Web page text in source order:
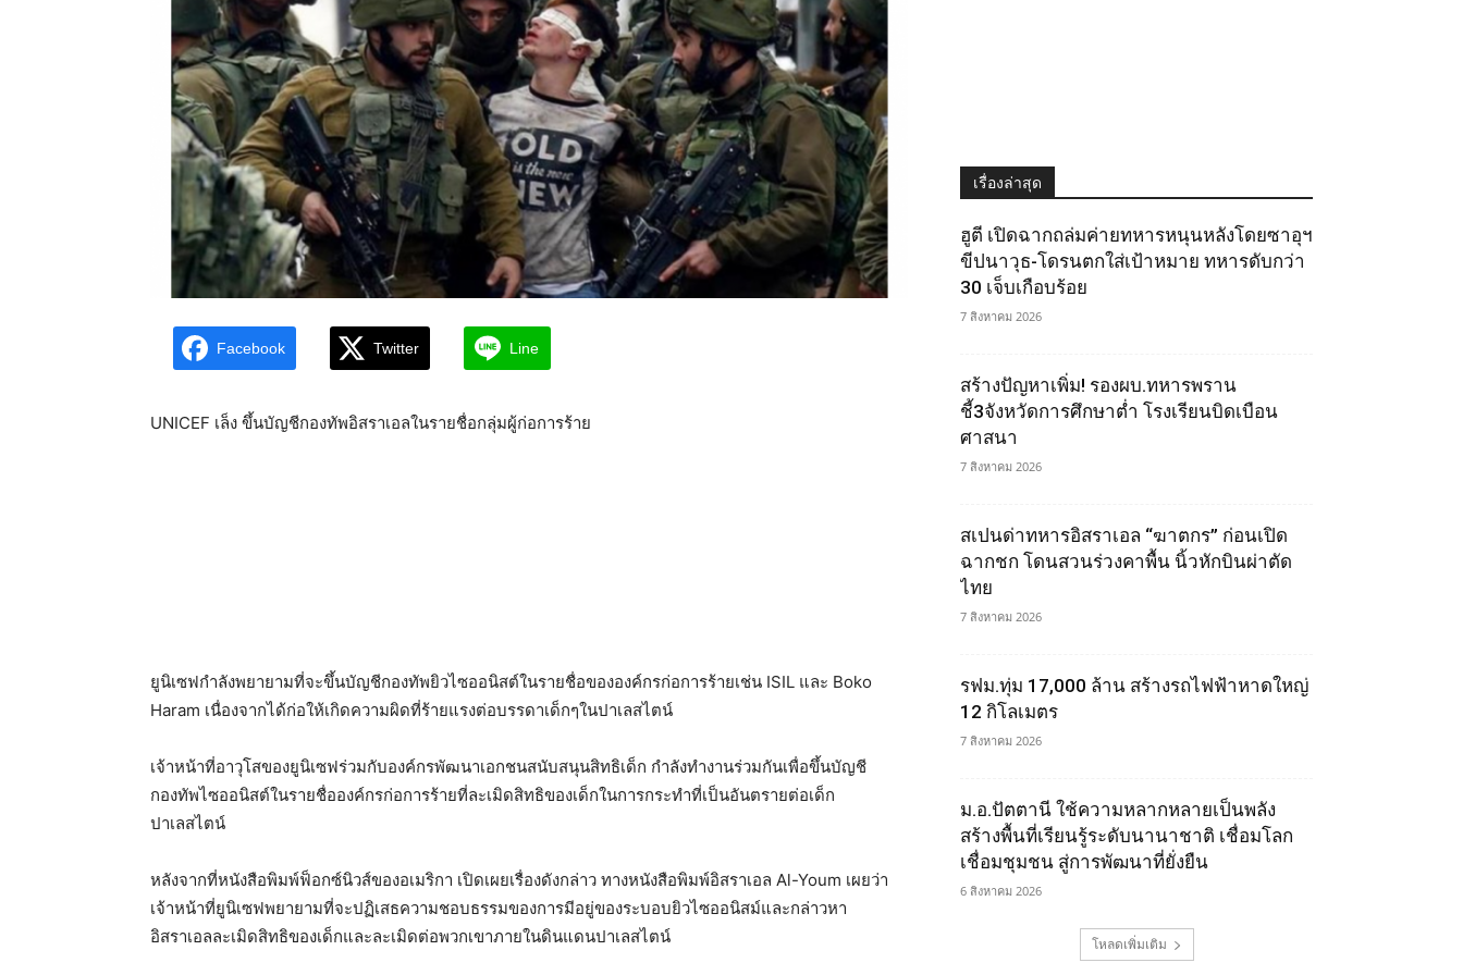
Facebook Twitter Line
UNICEF เล็ง ขึ้นบัญชีกองทัพอิสราเอลในรายชื่อกลุ่มผู้ก่อการร้าย
ยูนิเซฟกำลังพยายามที่จะขึ้นบัญชีกองทัพยิวไซออนิสต์ในรายชื่อขององค์กรก่อการร้ายเช่น ISIL และ Boko
Haram เนื่องจากได้ก่อให้เกิดความผิดที่ร้ายแรงต่อบรรดาเด็กๆในปาเลสไตน์
เจ้าหน้าที่อาวุโสของยูนิเซฟร่วมกับองค์กรพัฒนาเอกชนสนับสนุนสิทธิเด็ก กำลังทำงานร่วมกันเพื่อขึ้นบัญชี
กองทัพไซออนิสต์ในรายชื่อองค์กรก่อการร้ายที่ละเมิดสิทธิของเด็กในการกระทำที่เป็นอันตรายต่อเด็ก
ปาเลสไตน์
หลังจากที่หนังสือพิมพ์ฟ็อกซ์นิวส์ของอเมริกา เปิดเผยเรื่องดังกล่าว ทางหนังสือพิมพ์อิสราเอล Al-Youm เผยว่า
เจ้าหน้าที่ยูนิเซฟพยายามที่จะปฏิเสธความชอบธรรมของการมีอยู่ของระบอบยิวไซออนิสม์และกล่าวหา
อิสราเอลละเมิดสิทธิของเด็กและละเมิดต่อพวกเขาภายในดินแดนปาเลสไตน์
เรื่องล่าสุด
ฮูตี เปิดฉากถล่มค่ายทหารหนุนหลังโดยซาอุฯ
ขีปนาวุธ-โดรนตกใส่เป้าหมาย ทหารดับกว่า
30 เจ็บเกือบร้อย
7 สิงหาคม 2026
สร้างปัญหาเพิ่ม! รองผบ.ทหารพราน
ชี้3จังหวัดการศึกษาต่ำ โรงเรียนบิดเบือน
ศาสนา
7 สิงหาคม 2026
สเปนด่าทหารอิสราเอล “ฆาตกร” ก่อนเปิด
ฉากชก โดนสวนร่วงคาพื้น นิ้วหักบินผ่าตัด
ไทย
7 สิงหาคม 2026
รฟม.ทุ่ม 17,000 ล้าน สร้างรถไฟฟ้าหาดใหญ่
12 กิโลเมตร
7 สิงหาคม 2026
ม.อ.ปัตตานี ใช้ความหลากหลายเป็นพลัง
สร้างพื้นที่เรียนรู้ระดับนานาชาติ เชื่อมโลก
เชื่อมชุมชน สู่การพัฒนาที่ยั่งยืน
6 สิงหาคม 2026
โหลดเพิ่มเติม